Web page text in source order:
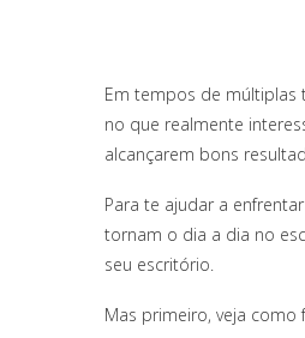
Em tempos de múltiplas
no que realmente
alcançarem bons
Para te ajudar a
tornam o dia a dia no
seu escritório.
Mas primeiro, veja como